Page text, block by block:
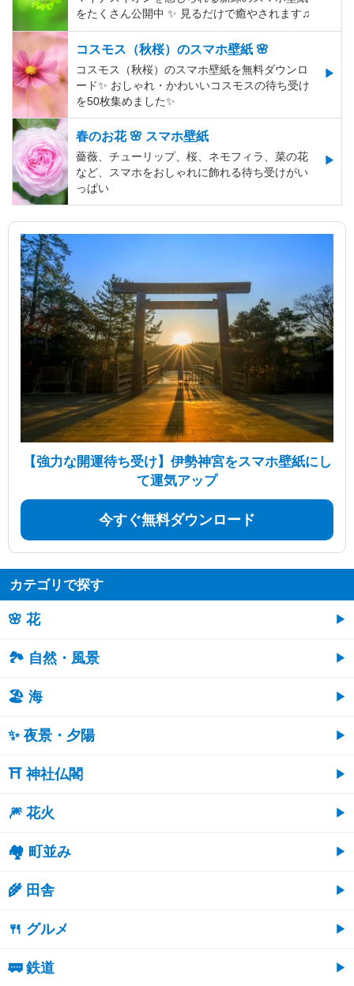
をたくさん公開中 ✨ 見るだけで癒やされます♫
コスモス（秋桜）のスマホ壁紙 🌸
コスモス（秋桜）のスマホ壁紙を無料ダウンロ
ード✨️ おしゃれ・かわいいコスモスの待ち受け
を50枚集めました✨️
春のお花 🌸 スマホ壁紙
薔薇、チューリップ、桜、ネモフィラ、菜の花
など、スマホをおしゃれに飾れる待ち受けがい
っぱい
【強力な開運待ち受け】伊勢神宮をスマホ壁紙にし
て運気アップ
今すぐ無料ダウンロード
カテゴリで探す
🌸 花
🏞️ 自然・風景
🏖 海
✨ 夜景・夕陽
⛩ 神社仏閣
🎆 花火
🏘 町並み
🌾 田舎
🍴 グルメ
🚃 鉄道